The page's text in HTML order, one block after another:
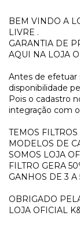
BEM VINDO A
LIVRE .
GARANTIA DE
AQUI NA LOJA
Antes de efetuar
disponibilidade
Pois o cadastro
integração com
TEMOS
MODELOS DE
SOMOS LOJA
FILTRO GERA
GANHOS DE 3
OBRIGADO
LOJA OFICIAL